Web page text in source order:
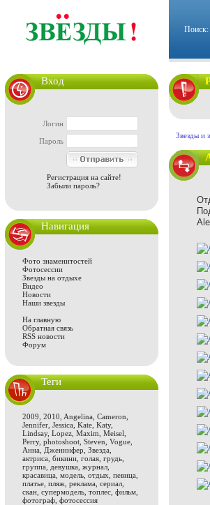
Поиск:
Вход
Логин
Пароль
Регистрация на сайте!
Забыли пароль?
Навигация
Фото знаменитостей
Фотосессии
Звезды на отдыхе
Видео
Новости
Наши звезды
На главную
Обратная связь
RSS новости
Форум
Теги
2009 2010 Angelina Cameron
Jennifer Jessica Kate Katy,
Lindsay, Lopez Maxim Meisel
Perry, photoshoot Steven Vogue
Анна
Дженнифер Звезда
актриса бикини голая грудь
группа
девушка журнал
красавица модель отдых певица
платье пляж реклама сериал
скан супермодель топлес фильм
фотограф фотосессия
Звезды и